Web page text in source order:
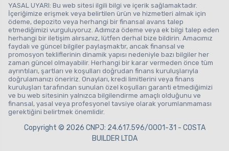
YASAL UYARI: Bu web sitesi ilgili bilgi ve içerik sağlamaktadır.
İçeriğimize erişmek veya belirtilen ürün ve hizmetleri almak için
ödeme, depozito veya herhangi bir finansal avans talep
etmediğimizi vurguluyoruz. Adımıza ödeme veya ek bilgi talep eden
herhangi bir iletişim alırsanız, lütfen derhal bize bildirin. Amacımız
faydalı ve güncel bilgiler paylaşmaktır, ancak finansal ve
promosyon tekliflerinin dinamik yapısı nedeniyle bazı bilgiler her
zaman güncel olmayabilir. Herhangi bir karar vermeden önce tüm
ayrıntıları, şartları ve koşulları doğrudan finans kuruluşlarıyla
doğrulamanızı öneririz. Onayları, kredi limitlerini veya finans
kuruluşları tarafından sunulan özel koşulları garanti etmediğimizi
ve bu web sitesinin yalnızca bilgilendirme amaçlı olduğunu ve
finansal, yasal veya profesyonel tavsiye olarak yorumlanmaması
gerektiğini belirtmek önemlidir.
Copyright © 2026 CNPJ: 24.617.596/0001-31 - COSTA
BUILDER LTDA